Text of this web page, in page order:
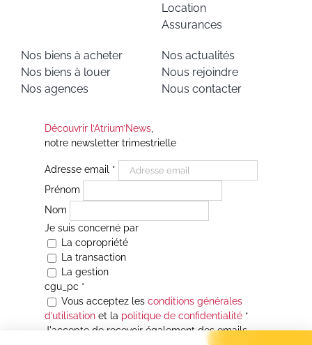
Location
Assurances
Nos biens à acheter
Nos biens à louer
Nos agences
Nos actualités
Nous rejoindre
Nous contacter
Découvrir l’Atrium’News,
notre newsletter trimestrielle
Adresse email *
Prénom
Nom
Je suis concerné par
La copropriété
La transaction
La gestion
cgu_pc *
Vous acceptez les conditions générales
d’utilisationet la politique de confidentialité*
J'accepte de recevoir également des emails